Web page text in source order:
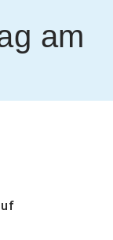
am